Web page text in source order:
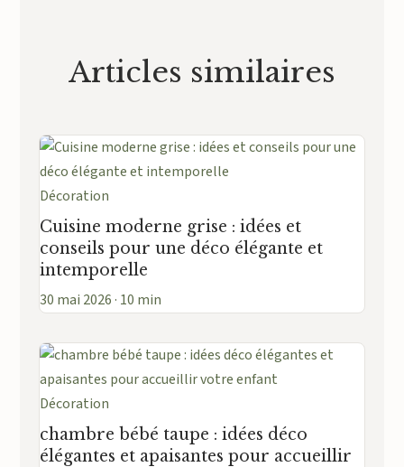
Articles similaires
Décoration
Cuisine moderne grise : idées et
conseils pour une déco élégante et
intemporelle
30 mai 2026 · 10 min
Décoration
chambre bébé taupe : idées déco
élégantes et apaisantes pour accueillir